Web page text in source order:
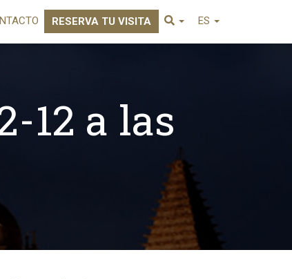
RESERVA TU VISITA ES
12 a las